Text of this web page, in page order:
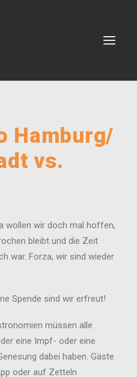
Hamburg/
vs.
wollen wir doch mal hoffen,
bleibt und die Zeit
war. Forza, wir sind wieder
Spende sind wir erfreut!
müssen alle
eine Impf- oder eine
dabei haben. Gäste
oder auf Zetteln